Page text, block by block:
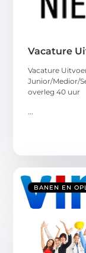
Vacature
Vacature
Junior/Medior/
overleg 40 uur
BANEN EN